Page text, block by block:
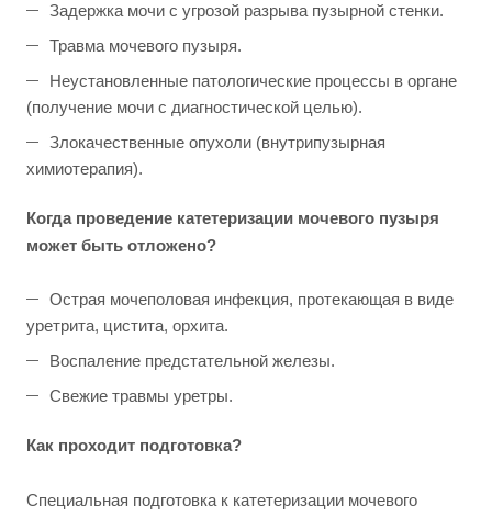
Задержка мочи с угрозой разрыва пузырной стенки.
Травма мочевого пузыря.
Неустановленные патологические процессы в органе
(получение мочи с диагностической целью).
Злокачественные опухоли (внутрипузырная
химиотерапия).
Когда проведение катетеризации мочевого пузыря
может быть отложено?
Острая мочеполовая инфекция, протекающая в виде
уретрита, цистита, орхита.
Воспаление предстательной железы.
Свежие травмы уретры.
Как проходит подготовка?
Специальная подготовка к катетеризации мочевого